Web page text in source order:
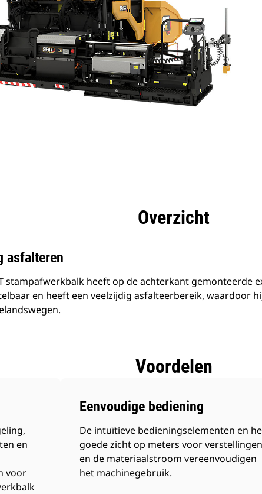
Overzicht
asfalteren
stampafwerkbalk heeft op de achterkant gemonteerde
en heeft een veelzijdig asfalteerbereik, waardoor
Voordelen
en
voor
Eenvoudige bediening
De intuïtieve bedieningselementen en
goede zicht op meters voor verstellingen
en de materiaalstroom vereenvoudigen
het machinegebruik.